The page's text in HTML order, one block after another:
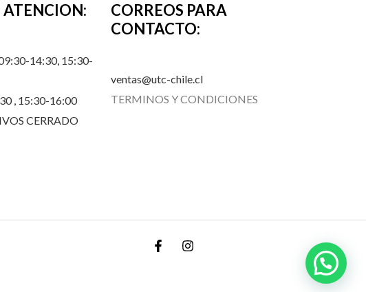
14:30, 15:30-
, 15:30-16:00
CERRADO
CORREOS PARA
CONTACTO:
ventas@utc-chile.cl
TERMINOS Y CONDICIONES